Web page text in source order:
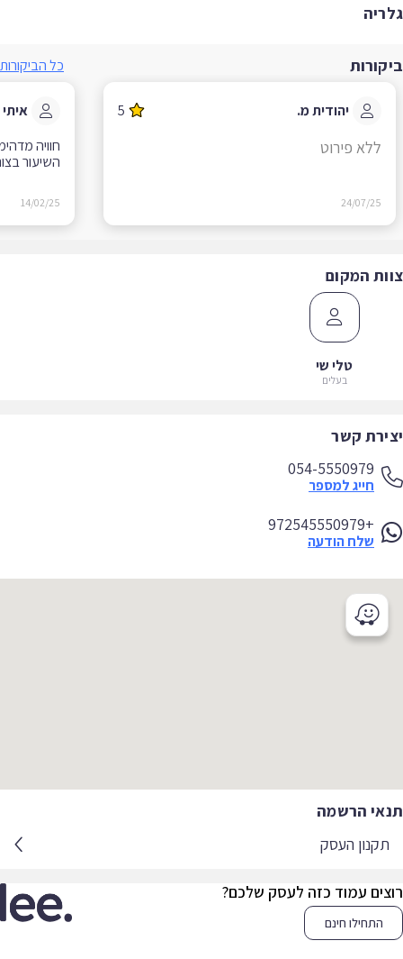
כל הביקורות
יהודית מ. 5
ללא פירוט
24/07/25
איתי א.
חוויה
השיעור
14/02/25
המקום
טלי שי
בעלים
קשר
054-5550979
חייג למספר
+972545550979
שלח הודעה
הרשמה
תקנון העסק
עמוד כזה לעסק שלכם?
התחילו חינם